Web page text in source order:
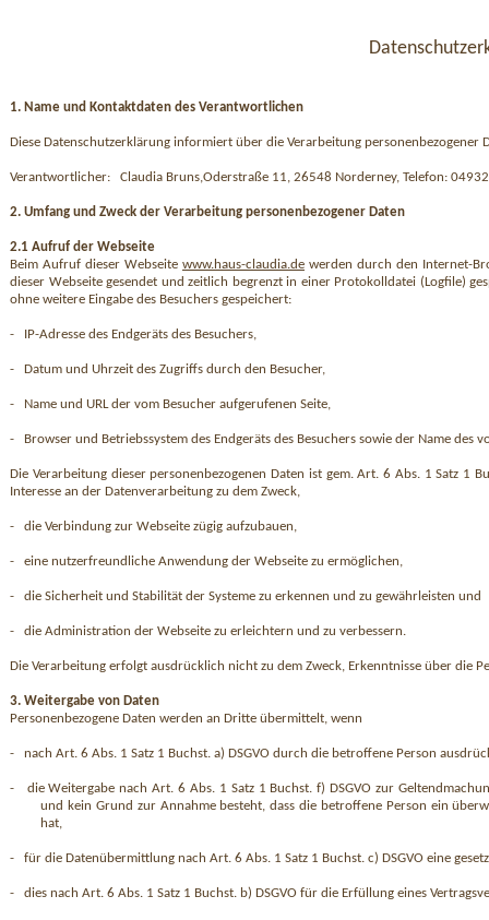
1. Name und Kontaktdaten des Verantwortlichen
Diese Datenschutzerklärung informiert über die Verarbeitung personenbezogener
Verantwortlicher: Claudia Bruns,Oderstraße 11, 26548 Norderney, Telefon:
2. Umfang und Zweck der Verarbeitung personenbezogener Daten
2.1 Aufruf der Webseite
Beim Aufruf dieser Webseite www.haus-claudia.de werden durch den Internet-
dieser Webseite gesendet und zeitlich begrenzt in einer Protokolldatei (Logfile)
ohne weitere Eingabe des Besuchers gespeichert:
- IP-Adresse des Endgeräts des Besuchers,
- Datum und Uhrzeit des Zugriffs durch den Besucher,
- Name und URL der vom Besucher aufgerufenen Seite,
- Browser und Betriebssystem des Endgeräts des Besuchers sowie der Name des
Die Verarbeitung dieser personenbezogenen Daten ist gem. Art. 6 Abs. 1 Satz 1
Interesse an der Datenverarbeitung zu dem Zweck,
- die Verbindung zur Webseite zügig aufzubauen,
- eine nutzerfreundliche Anwendung der Webseite zu ermöglichen,
- die Sicherheit und Stabilität der Systeme zu erkennen und zu gewährleisten und
- die Administration der Webseite zu erleichtern und zu verbessern.
Die Verarbeitung erfolgt ausdrücklich nicht zu dem Zweck, Erkenntnisse über die
3. Weitergabe von Daten
Personenbezogene Daten werden an Dritte übermittelt, wenn
- nach Art. 6 Abs. 1 Satz 1 Buchst. a) DSGVO durch die betroffene Person
-
die Weitergabe nach Art. 6 Abs. 1 Satz 1 Buchst. f) DSGVO zur
und kein Grund zur Annahme besteht, dass die betroffene Person ein
hat,
- für die Datenübermittlung nach Art. 6 Abs. 1 Satz 1 Buchst. c) DSGVO eine
- dies nach Art. 6 Abs. 1 Satz 1 Buchst. b) DSGVO für die Erfüllung eines